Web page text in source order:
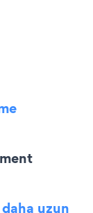
uzun